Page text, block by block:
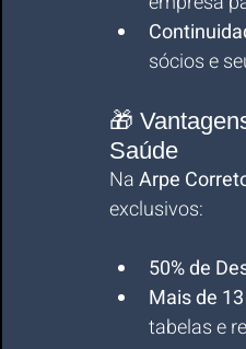
sócios e
🎁
Saúde
Na Arpe
exclusivos:
50% de
Mais de
tabelas e